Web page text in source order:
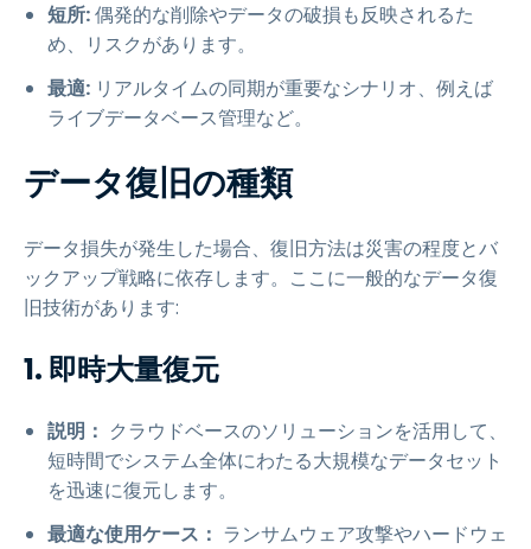
短所:偶発的な削除やデータの破損も反映されるた
め、リスクがあります。
最適: リアルタイムの同期が重要なシナリオ、例えば
ライブデータベース管理など。
データ復旧の種類
データ損失が発生した場合、復旧方法は災害の程度とバ
ックアップ戦略に依存します。ここに一般的なデータ復
旧技術があります:
1. 即時大量復元
説明： クラウドベースのソリューションを活用して、
短時間でシステム全体にわたる大規模なデータセット
を迅速に復元します。
最適な使用ケース： ランサムウェア攻撃やハードウェ